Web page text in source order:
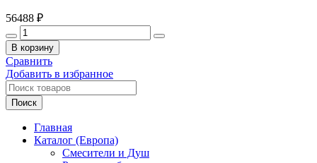
56488 ₽
Количество
товара
OMOIKIRI
TAKI
Мойка
кухонная,
540x440
база
60
В корзину
Сравнить
Добавить в избранное
Поиск
Главная
Каталог (Европа)
Смесители и Душ